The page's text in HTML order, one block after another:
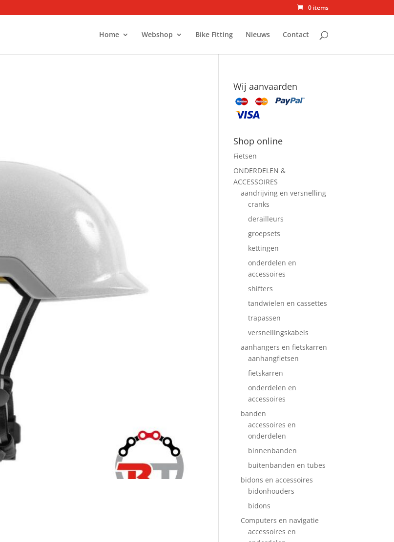
0 items
Home Webshop Bike Fitting Nieuws Contact
Wij aanvaarden
Shop online
Fietsen
ONDERDELEN &
ACCESSOIRES
aandrijving en versnelling
cranks
derailleurs
groepsets
kettingen
onderdelen en
accessoires
shifters
tandwielen en cassettes
trapassen
versnellingskabels
aanhangers en fietskarren
aanhangfietsen
fietskarren
onderdelen en
accessoires
banden
accessoires en
onderdelen
binnenbanden
buitenbanden en tubes
bidons en accessoires
bidonhouders
bidons
Computers en navigatie
accessoires en